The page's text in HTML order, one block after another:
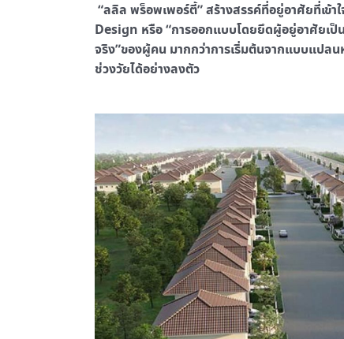
“ลลิล พร็อพเพอร์ตี้” สร้างสรรค์ที่อยู่อาศัยที่เ
Design หรือ “การออกแบบโดยยึดผู้อยู่อาศัยเ
จริง”ของผู้คน มากกว่าการเริ่มต้นจากแบบแปล
ช่วงวัยได้อย่างลงตัว